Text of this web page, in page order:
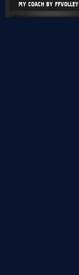
MY COACH BY FFVOLLEY